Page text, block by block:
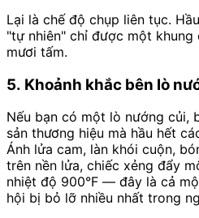
Lại là chế độ chụp liên tục.
"tự nhiên" chỉ được một
mươi tấm.
5. Khoảnh khắc bên lò
Nếu bạn có một lò nướng củi,
sản thương hiệu mà hầu hết
Ánh lửa cam, làn khói cuộn,
trên nền lửa, chiếc xẻng đẩy
nhiệt độ 900°F — đây là cả
hội bị bỏ lỡ nhiều nhất trong